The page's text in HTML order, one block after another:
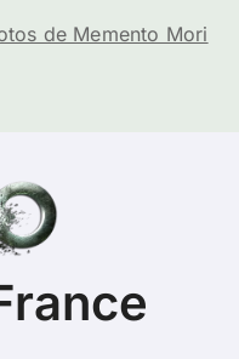
de Memento Mori